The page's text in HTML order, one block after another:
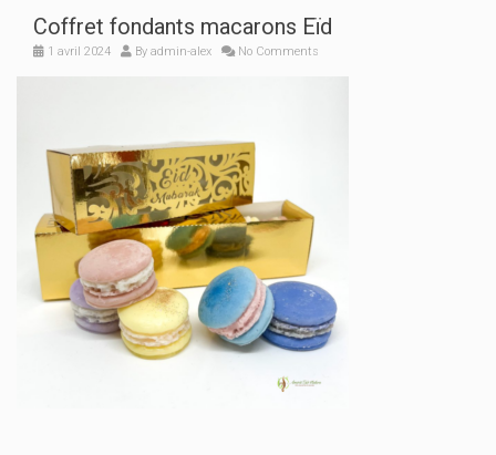
Coffret fondants macarons Eïd
1 avril 2024 By admin-alex No Comments